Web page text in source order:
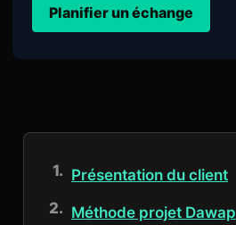
Planifier un échange
Présentation du client
Méthode projet Dawap